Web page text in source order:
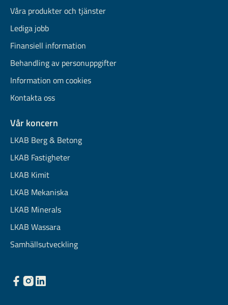
Våra produkter och tjänster
Lediga jobb
Finansiell information
Behandling av personuppgifter
Information om cookies
Kontakta oss
Vår koncern
LKAB Berg & Betong
LKAB Fastigheter
LKAB Kimit
LKAB Mekaniska
LKAB Minerals
LKAB Wassara
Samhällsutveckling